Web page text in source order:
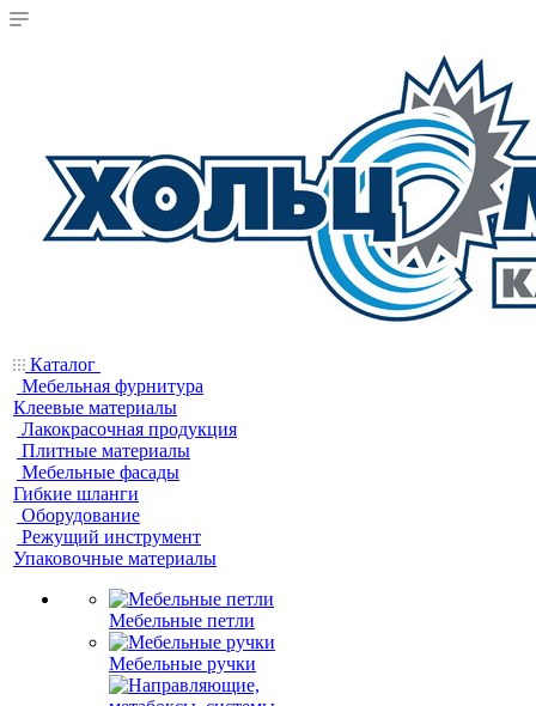
Каталог
Мебельная фурнитура
Клеевые материалы
Лакокрасочная продукция
Плитные материалы
Мебельные фасады
Гибкие шланги
Оборудование
Режущий инструмент
Упаковочные материалы
Мебельные петли
Мебельные ручки